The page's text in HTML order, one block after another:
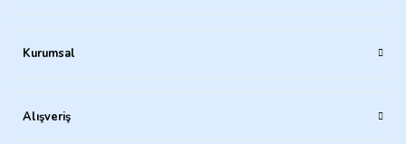
Kurumsal
Alışveriş